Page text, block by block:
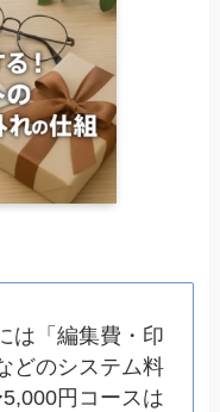
は「編集費・印
どのシステム料
円コースは